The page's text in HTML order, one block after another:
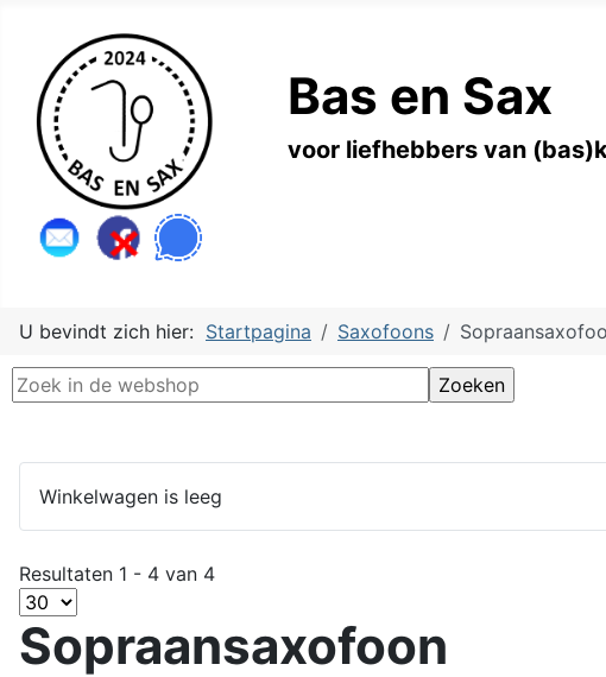
Bas en Sax
voor liefhebbers van
U bevindt zich hier: Startpagina Saxofoons
Winkelwagen is leeg
Resultaten 1 - 4 van 4
Sopraansaxofoon